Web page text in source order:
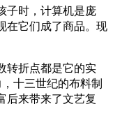
子时，计算机是庞
在它们成了商品。现
转折点都是它的实
十三世纪的布料制
后来带来了文艺复